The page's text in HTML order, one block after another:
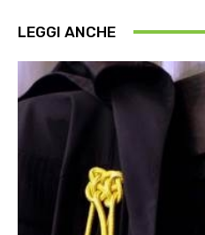
LEGGI ANCHE